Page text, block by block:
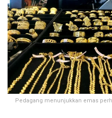
Pedagang menunjukkan emas